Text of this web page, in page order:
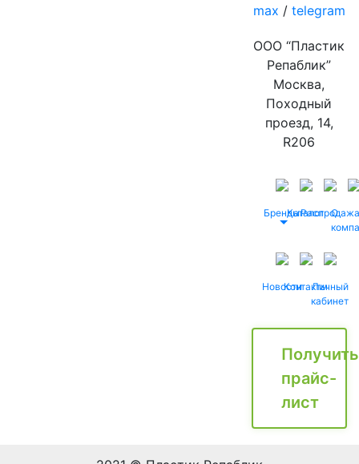
max / telegram
ООО “Пластик
Репаблик”
Москва,
Походный
проезд, 14,
R206
БрендыКаталог
Распродажа
О
НовостиКонтактыЛичный
кабинет
Получить
прайс-
лист